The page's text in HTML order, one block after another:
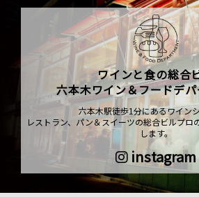
ワインと食の総合
六本木ワイン＆フードデ
六本木駅徒歩1分にあるワインシ
レストラン、パン＆スイーツの総合ビルプロ
します。
instagram